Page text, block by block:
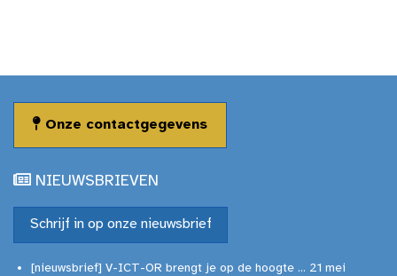
Onze contactgegevens
NIEUWSBRIEVEN
Schrijf in op onze nieuwsbrief
[nieuwsbrief] V-ICT-OR brengt je op de hoogte ... 21 mei